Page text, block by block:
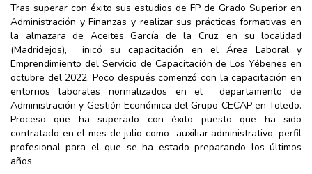
Tras superar con éxito sus estudios de FP de Grado Superior en
Administración y Finanzas y realizar sus prácticas formativas en
la almazara de Aceites García de la Cruz, en su localidad
(Madridejos), inicó su capacitación en el Área Laboral y
Emprendimiento del Servicio de Capacitación de Los Yébenes en
octubre del 2022. Poco después comenzó con la capacitación en
entornos laborales normalizados en el departamento de
Administración y Gestión Económica del Grupo CECAP en Toledo.
Proceso que ha superado con éxito puesto que ha sido
contratado en el mes de julio como auxiliar administrativo, perfil
profesional para el que se ha estado preparando los últimos
años.